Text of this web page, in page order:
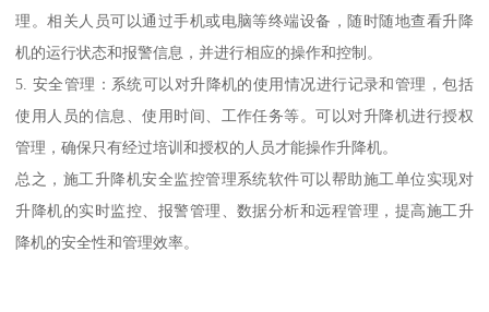
理。相关人员可以通过手机或电脑等终端设备，随时随地查看升降
机的运行状态和报警信息，并进行相应的操作和控制。
5. 安全管理：系统可以对升降机的使用情况进行记录和管理，包括
使用人员的信息、使用时间、工作任务等。可以对升降机进行授权
管理，确保只有经过培训和授权的人员才能操作升降机。
总之，施工升降机安全监控管理系统软件可以帮助施工单位实现对
升降机的实时监控、报警管理、数据分析和远程管理，提高施工升
降机的安全性和管理效率。